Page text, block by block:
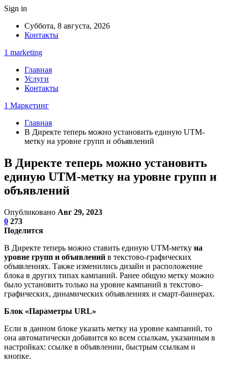
Sign in
Суббота, 8 августа, 2026
Контакты
1 marketing
Главная
Услуги
Контакты
1 Маркетинг
Главная
В Директе теперь можно установить единую UTM-
метку на уровне групп и объявлений
В Директе теперь можно установить
единую UTM-метку на уровне групп и
объявлений
Опубликовано Авг 29, 2023
0 273
Поделится
В Директе теперь можно ставить единую UTM-метку на
уровне групп и объявлений в текстово-графических
объявлениях. Также изменились дизайн и расположение
блока в других типах кампаний. Ранее общую метку можно
было установить только на уровне кампаний в текстово-
графических, динамических объявлениях и смарт-баннерах.
Блок «Параметры URL»
Если в данном блоке указать метку на уровне кампаний, то
она автоматически добавится ко всем ссылкам, указанным в
настройках: ссылке в объявлении, быстрым ссылкам и
кнопке.